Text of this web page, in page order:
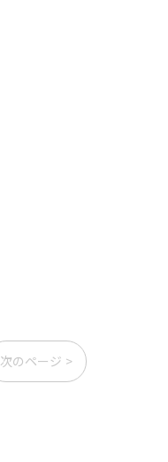
次のページ >